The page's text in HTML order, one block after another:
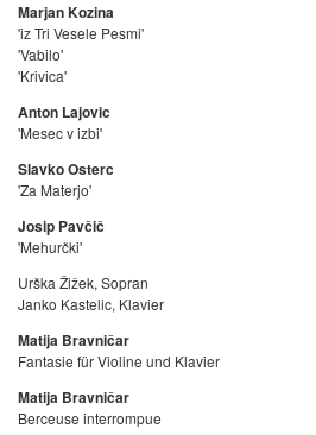
Marjan Kozina
'iz Tri Vesele Pesmi'
'Vabilo'
'Krivica'
Anton Lajovic
'Mesec v izbi'
Slavko Osterc
'Za Materjo'
Josip Pavčič
'Mehurčki'
Urška Žižek, Sopran
Janko Kastelic, Klavier
Matija Bravničar
Fantasie für Violine und Klavier
Matija Bravničar
Berceuse interrompue